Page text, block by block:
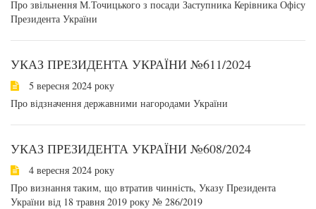
Про звільнення М.Точицького з посади Заступника Керівника Офісу
Президента України
УКАЗ ПРЕЗИДЕНТА УКРАЇНИ №611/2024
5 вересня 2024 року
Про відзначення державними нагородами України
УКАЗ ПРЕЗИДЕНТА УКРАЇНИ №608/2024
4 вересня 2024 року
Про визнання таким, що втратив чинність, Указу Президента
України від 18 травня 2019 року № 286/2019